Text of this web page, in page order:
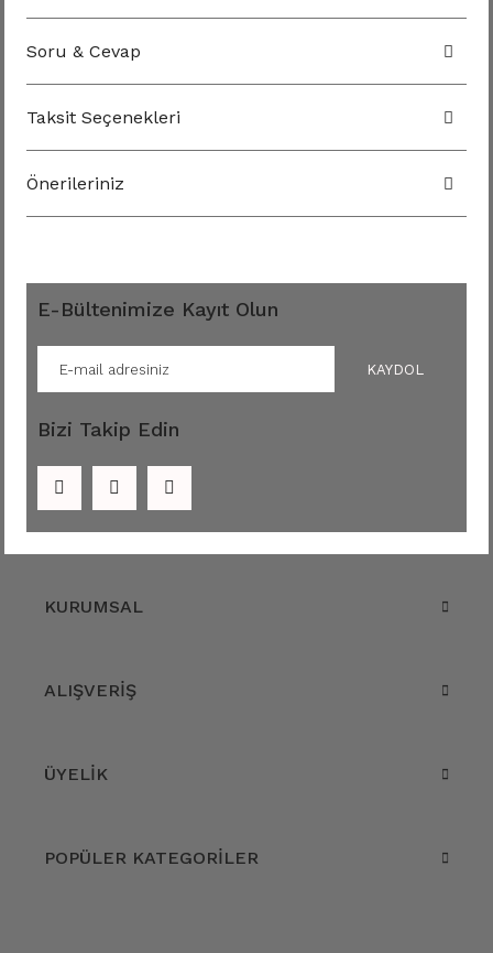
Soru & Cevap
Taksit Seçenekleri
Önerileriniz
E-Bültenimize Kayıt Olun
KAYDOL
Bizi Takip Edin
KURUMSAL
ALIŞVERİŞ
ÜYELİK
POPÜLER KATEGORİLER